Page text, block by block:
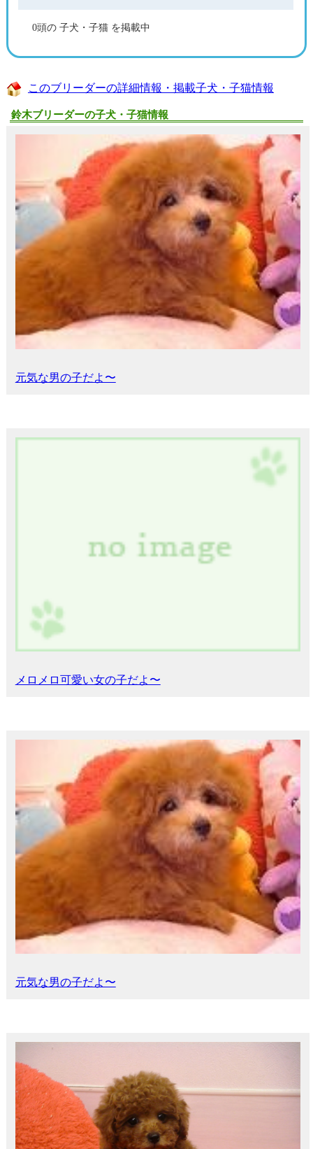
0頭の 子犬・子猫 を掲載中
このブリーダーの詳細情報・掲載子犬・子猫情報
鈴木ブリーダーの子犬・子猫情報
元気な男の子だよ〜
メロメロ可愛い女の子だよ〜
元気な男の子だよ〜